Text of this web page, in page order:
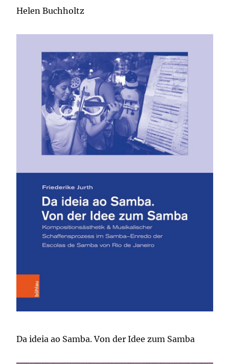
Helen Buchholtz
Da ideia ao Samba. Von der Idee zum Samba